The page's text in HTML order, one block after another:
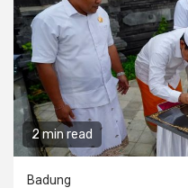
2 min read
Badung